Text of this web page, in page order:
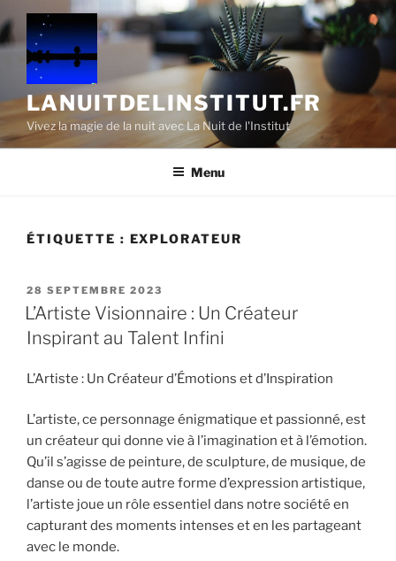
Aller
au
contenu
principal
LANUITDELINSTITUT.FR
Vivez la magie de la nuit avec La Nuit de l'Institut
Menu
ÉTIQUETTE : EXPLORATEUR
PUBLIÉ
LE
28 SEPTEMBRE 2023
L’Artiste Visionnaire : Un Créateur
Inspirant au Talent Infini
L’Artiste : Un Créateur d’Émotions et d’Inspiration
L’artiste, ce personnage énigmatique et passionné, est
un créateur qui donne vie à l’imagination et à l’émotion.
Qu’il s’agisse de peinture, de sculpture, de musique, de
danse ou de toute autre forme d’expression artistique,
l’artiste joue un rôle essentiel dans notre société en
capturant des moments intenses et en les partageant
avec le monde.